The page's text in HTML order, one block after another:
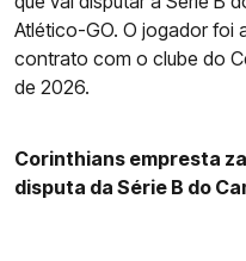
Atlético-GO. O jogador foi
contrato com o clube do
de 2026.
Corinthians empresta
disputa da Série B do